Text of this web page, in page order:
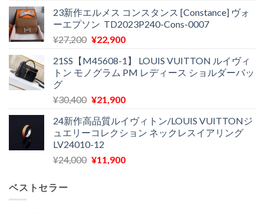
価
格
は
で
し
の
価
格
¥18,300
で
23新作エルメス コンスタンス [Constance] ヴォ
ーエプソン TD2023P240-Cons-0007
¥27,200 元
価
格
¥27,200
し
た。
¥22,900現
の
価
は
で
す。
21SS【M45608-1】 LOUIS VUITTON ルイヴィ
トン モノグラム PM レディース ショルダーバッ
グ
¥30,400 元
価
格
は
¥30,400
¥21,900現
の
価
は
24新作高品質ルイヴィトン/LOUIS VUITTONジ
ュエリーコレクション ネックレスイアリング
LV24010-12
¥24,000 元
¥11,900現
ベストセラー